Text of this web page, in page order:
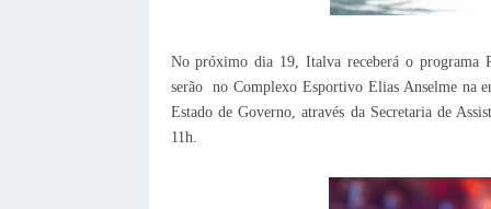
No próximo dia 19, Italva receberá o programa
serão no Complexo Esportivo Elias Anselme na
Estado de Governo, através da Secretaria de
11h.